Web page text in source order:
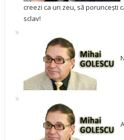
creezi ca un zeu, să poruncești
sclav!